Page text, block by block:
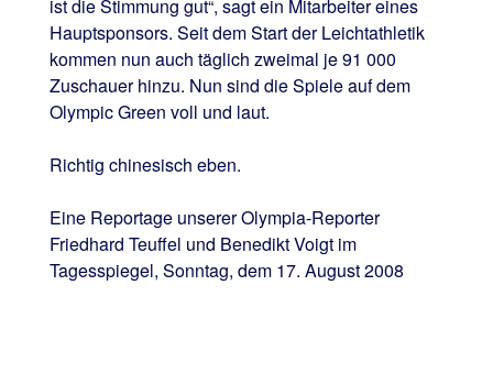
ist die Stimmung gut“, sagt ein Mitarbeiter eines
Hauptsponsors. Seit dem Start der Leichtathletik
kommen nun auch täglich zweimal je 91 000
Zuschauer hinzu. Nun sind die Spiele auf dem
Olympic Green voll und laut.
Richtig chinesisch eben.
Eine Reportage unserer Olympia-Reporter
Friedhard Teuffel und Benedikt Voigt im
Tagesspiegel, Sonntag, dem 17. August 2008